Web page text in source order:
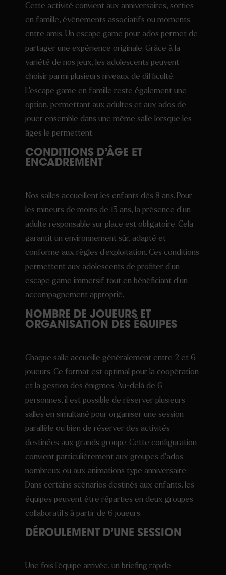
Cette activité convient aux anniversaires, sorties
en famille, événements associatifs ou moments
entre amis. Un escape game pour ados permet de
partager une expérience originale. Grâce à la
variété de nos jeux, les adolescents peuvent
choisir parmi plusieurs niveaux de difficulté.
L’escape game en famille reste également une
option, permettant aux adultes et aux ados de
jouer ensemble dans une même salle lorsque les
âges le permettent.
CONDITIONS D’ÂGE ET
ENCADREMENT
Nos salles accueillent les enfants dès 8 ans. Pour
les mineurs de moins de 15 ans, la présence d’un
adulte responsable sur place est obligatoire. Cela
garantit un environnement sûr, adapté et
conforme aux règles d’exploitation. Ces conditions
permettent aux adolescents de profiter d’un
escape game immersif tout en bénéficiant d’un
accompagnement approprié.
NOMBRE DE JOUEURS ET
ORGANISATION DES ÉQUIPES
Chaque salle accueille généralement entre 2 et 6
joueurs. Ce format est optimal pour la coopération
et la gestion des énigmes. Au-delà de 6
personnes, il est possible de réserver plusieurs
salles en simultané pour organiser une session
parallèle ou bien de réserver des activités
destinées aux grands groupe. Cette configuration
convient particulièrement aux groupes d’ados
nombreux ou aux animations type anniversaire.
Dans certains scénarios destinés aux enfants, les
équipes peuvent être réparties en deux groupes
collaboratifs à partir de 6 joueurs.
DÉROULEMENT D’UNE SESSION
Une fois l’équipe arrivée, un briefing rapide